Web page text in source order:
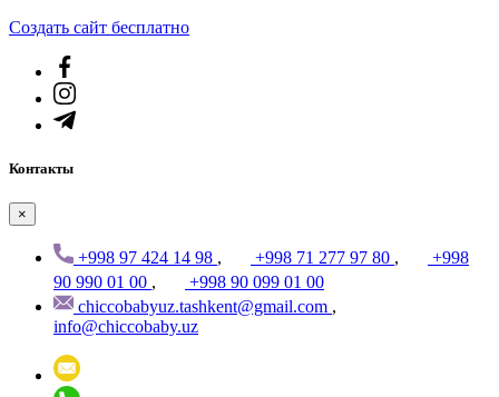
Создать cайт бесплатно
Контакты
×
+998 97 424 14 98 , +998 71 277 97 80 ,
+998
90 990 01 00 ,
+998 90 099 01 00
chiccobabyuz.tashkent@gmail.com ,
info@chiccobaby.uz